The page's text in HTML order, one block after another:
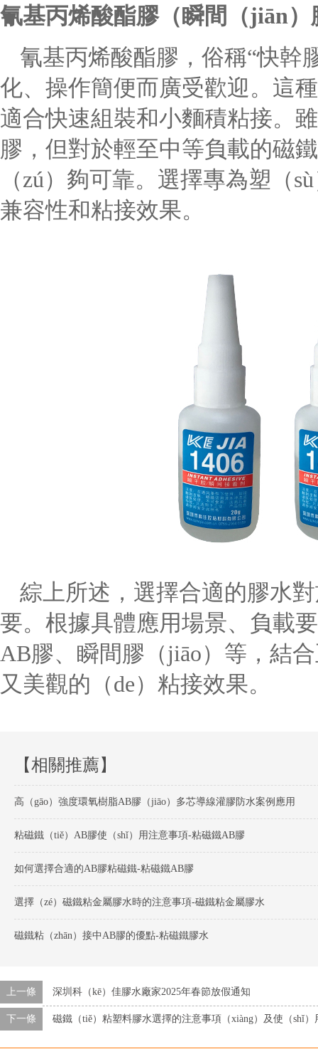
氰基丙烯酸酯膠（瞬間（jiān）
氰基丙烯酸酯膠，俗稱“快幹
化、操作簡便而廣受歡迎。這
適合快速組裝和小麵積粘接。
膠，但對於輕至中等負載的磁
（zú）夠可靠。選擇專為塑（
兼容性和粘接效果。
綜上所述，選擇合適的膠水
要。根據具體應用場景、負載
AB膠、瞬間膠（jiāo）等，結
又美觀的（de）粘接效果。
【相關推薦】
高（gāo）強度環氧樹脂AB膠（jiāo）多芯導線灌膠防水案例應用
粘磁鐵（tiě）AB膠使（shǐ）用注意事項-粘磁鐵AB膠
如何選擇合適的AB膠粘磁鐵-粘磁鐵AB膠
選擇（zé）磁鐵粘金屬膠水時的注意事項-磁鐵粘金屬膠水
磁鐵粘（zhān）接中AB膠的優點-粘磁鐵膠水
上一條 深圳科（kē）佳膠水廠家2025年春節放假通知
下一條 磁鐵（tiě）粘塑料膠水選擇的注意事項（xiàng）及使（shǐ